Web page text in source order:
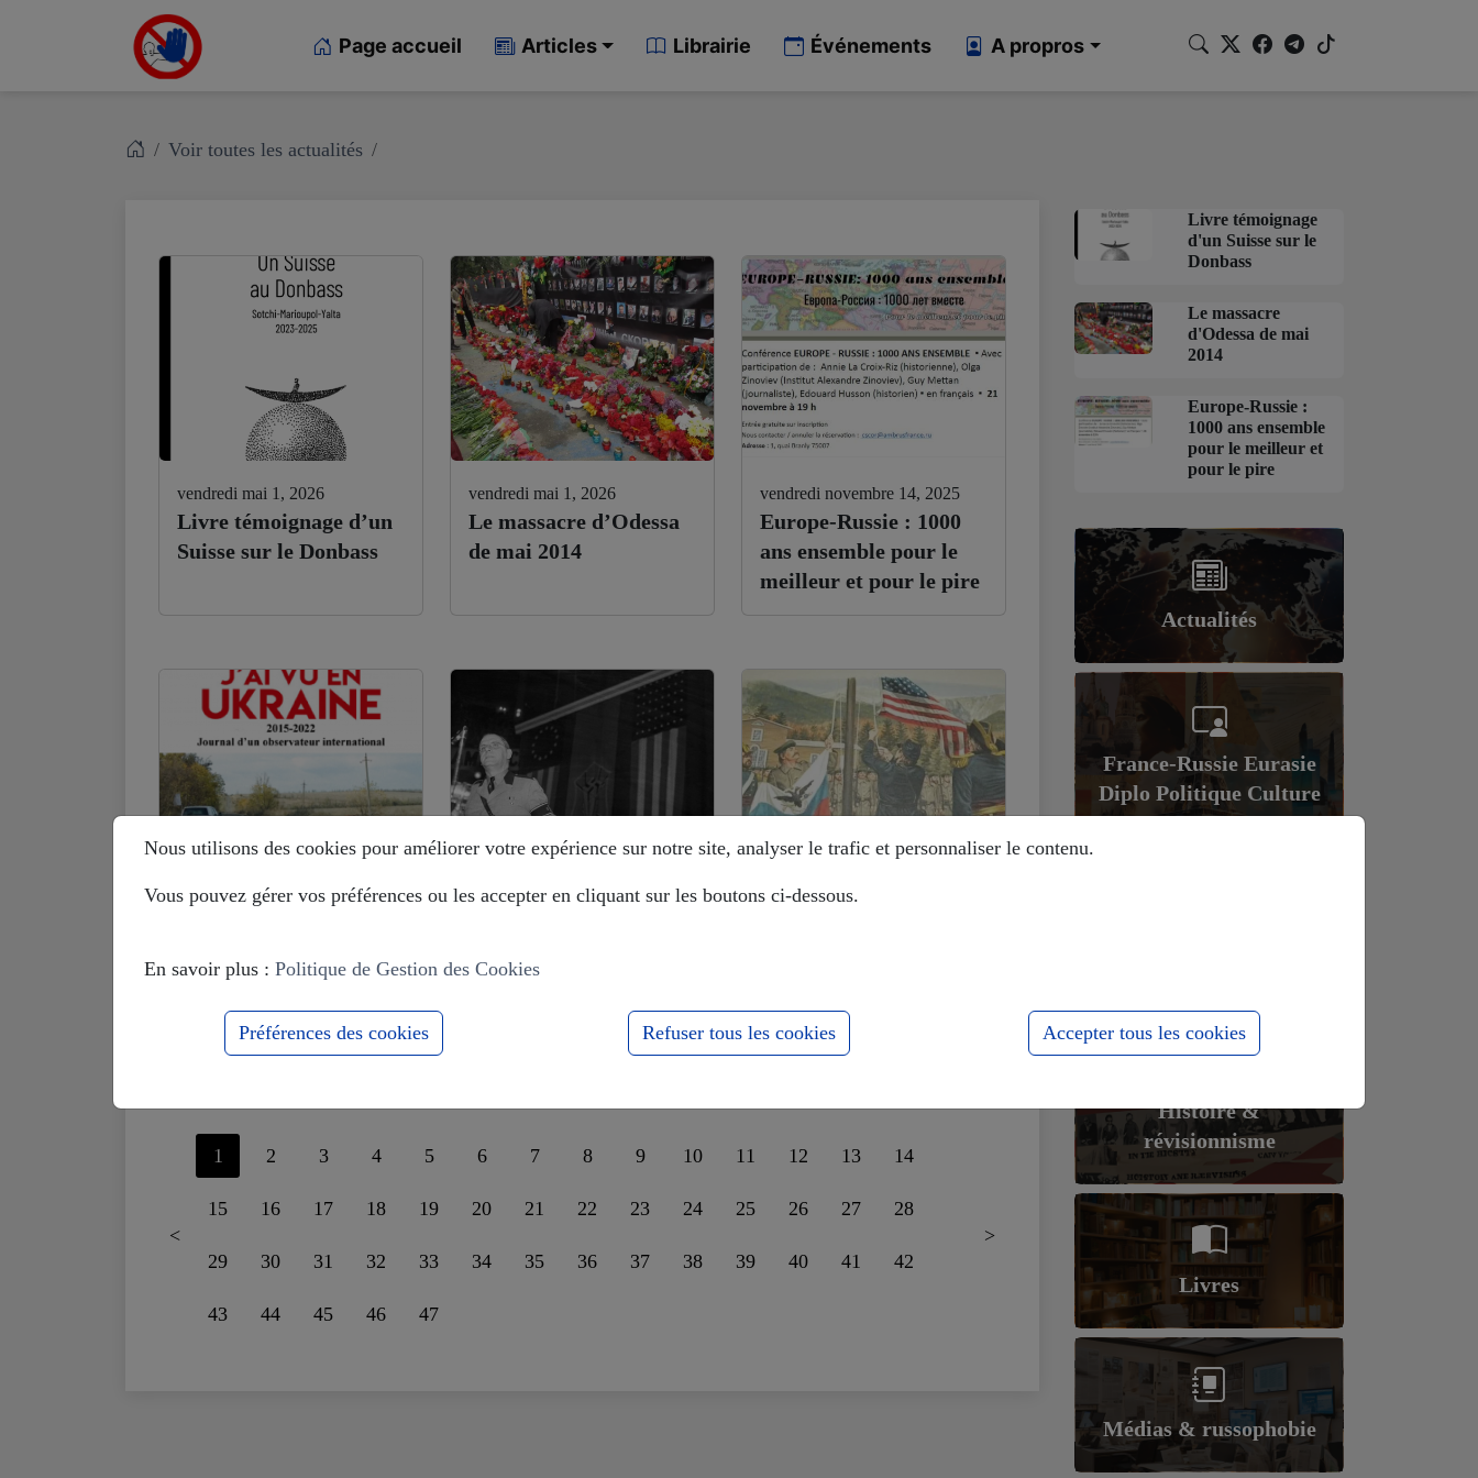
Page accueil Articles Librairie Événements A propros
Voir toutes les actualités
vendredi mai 1, 2026
Livre témoignage d’un
Suisse sur le Donbass
vendredi mai 1, 2026
Le massacre d’Odessa
de mai 2014
vendredi novembre 14, 2025
Europe-Russie : 1000
ans ensemble pour le
meilleur et pour le pire
lundi septembre 29, 2025
en Ukraine) : je ne
mensonge
mardi août 12, 2025
Européistes veulent
mardi août 12, 2025
<
1 2 3 4 5 6 7 8 9 10 11 12 13 14
15 16 17 18 19 20 21 22 23 24 25 26 27 28
29 30 31 32 33 34 35 36 37 38 39 40 41 42
43 44 45 46 47
>
Livre témoignage
d'un Suisse sur le
Donbass
Le massacre
d'Odessa de mai
2014
Europe-Russie :
1000 ans ensemble
pour le meilleur et
pour le pire
Actualités
France-Russie Eurasie
Diplo Politique Culture
Histoire &
révisionnisme
Livres
Médias & russophobie
Nous utilisons des cookies pour améliorer votre expérience sur notre site, analyser le trafic et personnaliser le contenu.
Vous pouvez gérer vos préférences ou les accepter en cliquant sur les boutons ci-dessous.
En savoir plus : Politique de Gestion des Cookies
Préférences des cookies Refuser tous les cookies Accepter tous les cookies